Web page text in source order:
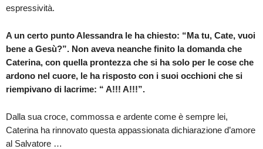
espressività.
A un certo punto Alessandra le ha chiesto: “Ma tu, Cate, vuoi
bene a Gesù?”. Non aveva neanche finito la domanda che
Caterina, con quella prontezza che si ha solo per le cose che
ardono nel cuore, le ha risposto con i suoi occhioni che si
riempivano di lacrime: “ A!!! A!!!”.
Dalla sua croce, commossa e ardente come è sempre lei,
Caterina ha rinnovato questa appassionata dichiarazione d’amore
al Salvatore …